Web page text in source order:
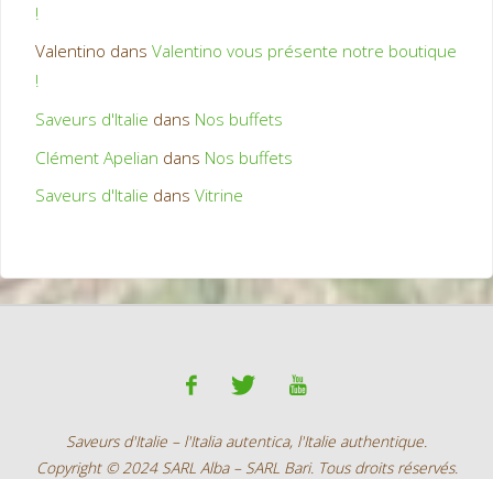
!
Valentino dans Valentino vous présente notre boutique
!
Saveurs d'Italie dans Nos buffets
Clément Apelian dans Nos buffets
Saveurs d'Italie dans Vitrine
Saveurs d'Italie – l'Italia autentica, l'Italie authentique.
Copyright © 2024 SARL Alba – SARL Bari. Tous droits réservés.